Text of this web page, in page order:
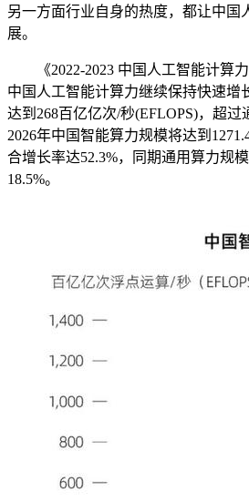
另一方面行业自身的热度，都让中国
展。
《2022-2023 中国人工智能计算力
中国人工智能计算力继续保持快速增
达到268百亿亿次/秒(EFLOPS)，超过
2026年中国智能算力规模将达到
合增长率达52.3%，同期通用算力规
18.5%。